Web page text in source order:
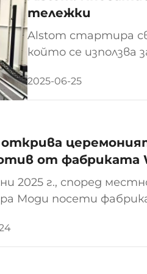
тележки
Alstom стартира
който се
областта на
Creusot увърси
да...
2025-06-25
от фабриката
2025 г., според
Моди посети
предприятие